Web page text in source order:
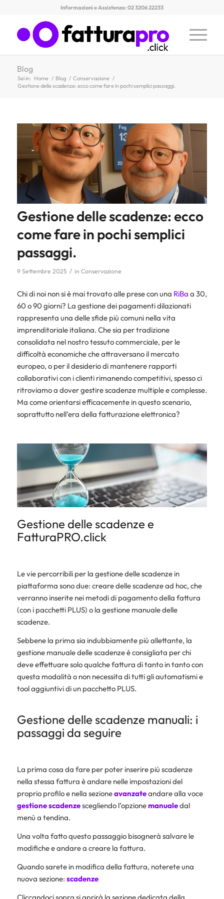
Informazioni e Assistenza: 02 3206 22233
Blog
Sei in: Home / Blog / Conservazione /
Gestione delle scadenze: ecco come fare in pochi semplici passaggi.
Gestione delle scadenze: ecco
come fare in pochi semplici
passaggi.
9 Settembre 2025 / in Conservazione
Chi di noi non si è mai trovato alle prese con una RiBa a 30,
60 o 90 giorni? La gestione dei pagamenti dilazionati
rappresenta una delle sfide più comuni nella vita
imprenditoriale italiana. Che sia per tradizione
consolidata nel nostro tessuto commerciale, per le
difficoltà economiche che attraversano il mercato
europeo, o per il desiderio di mantenere rapporti
collaborativi con i clienti rimanendo competitivi, spesso ci
ritroviamo a dover gestire scadenze multiple e complesse.
Ma come orientarsi efficacemente in questo scenario,
soprattutto nell’era della fatturazione elettronica?
Gestione delle scadenze e
FatturaPRO.click
Le vie percorribili per la gestione delle scadenze in
piattaforma sono due: creare delle scadenze ad hoc, che
verranno inserite nei metodi di pagamento della fattura
(con i pacchetti PLUS) o la gestione manuale delle
scadenze.
Sebbene la prima sia indubbiamente più allettante, la
gestione manuale delle scadenze è consigliata per chi
deve effettuare solo qualche fattura di tanto in tanto con
questa modalità o non necessita di tutti gli automatismi e
tool aggiuntivi di un pacchetto PLUS.
Gestione delle scadenze manuali: i
passaggi da seguire
La prima cosa da fare per poter inserire più scadenze
nella stessa fattura è andare nelle impostazioni del
proprio profilo e nella sezioneavanzateandare alla voce
gestione scadenzescegliendo l’opzionemanualedal
menù a tendina.
Una volta fatto questo passaggio bisognerà salvare le
modifiche e andare a creare la fattura.
Quando sarete in modifica della fattura, noterete una
nuova sezione: scadenze
Cliccandoci sopra si aprirà la sezione dedicata della